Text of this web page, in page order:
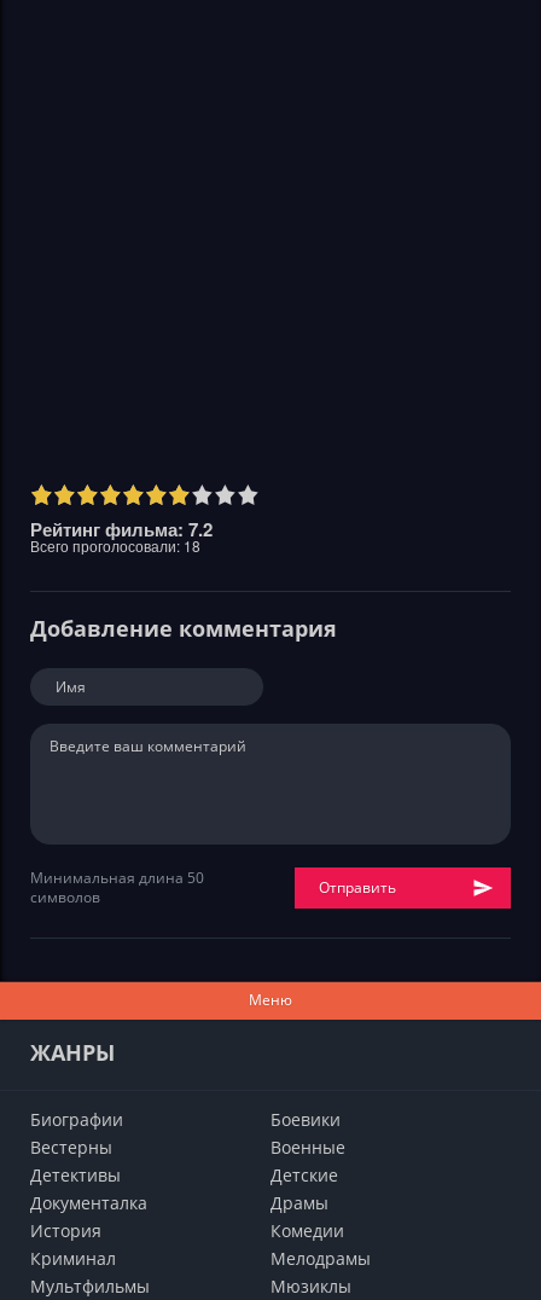
Рейтинг фильма: 7.2
Всего проголосовали: 18
Добавление комментария
Минимальная длина 50
символов
Отправить
Меню
ЖАНРЫ
Биографии
Боевики
Вестерны
Военные
Детективы
Детские
Документалка
Драмы
История
Комедии
Криминал
Мелодрамы
Мультфильмы
Мюзиклы